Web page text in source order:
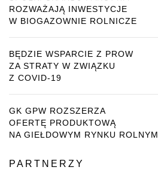
ROZWAŻAJĄ INWESTYCJE
W BIOGAZOWNIE ROLNICZE
BĘDZIE WSPARCIE Z PROW
ZA STRATY W ZWIĄZKU
Z COVID-19
GK GPW ROZSZERZA
OFERTĘ PRODUKTOWĄ
NA GIEŁDOWYM RYNKU ROLNYM
PARTNERZY